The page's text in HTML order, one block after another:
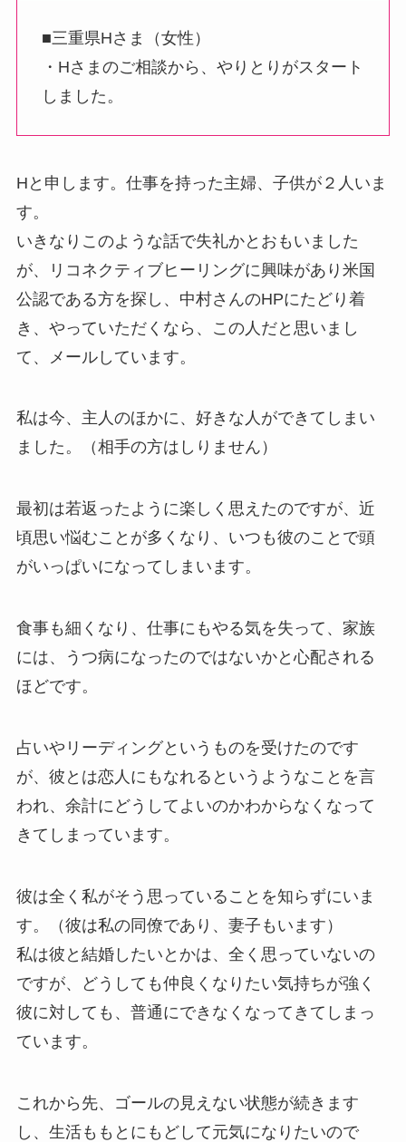
■三重県Hさま（女性）
・Hさまのご相談から、やりとりがスタート
しました。
Hと申します。仕事を持った主婦、子供が２人いま
す。
いきなりこのような話で失礼かとおもいました
が、リコネクティブヒーリングに興味があり米国
公認である方を探し、中村さんのHPにたどり着
き、やっていただくなら、この人だと思いまし
て、メールしています。
私は今、主人のほかに、好きな人ができてしまい
ました。（相手の方はしりません）
最初は若返ったように楽しく思えたのですが、近
頃思い悩むことが多くなり、いつも彼のことで頭
がいっぱいになってしまいます。
食事も細くなり、仕事にもやる気を失って、家族
には、うつ病になったのではないかと心配される
ほどです。
占いやリーディングというものを受けたのです
が、彼とは恋人にもなれるというようなことを言
われ、余計にどうしてよいのかわからなくなって
きてしまっています。
彼は全く私がそう思っていることを知らずにいま
す。（彼は私の同僚であり、妻子もいます）
私は彼と結婚したいとかは、全く思っていないの
ですが、どうしても仲良くなりたい気持ちが強く
彼に対しても、普通にできなくなってきてしまっ
ています。
これから先、ゴールの見えない状態が続きます
し、生活ももとにもどして元気になりたいので